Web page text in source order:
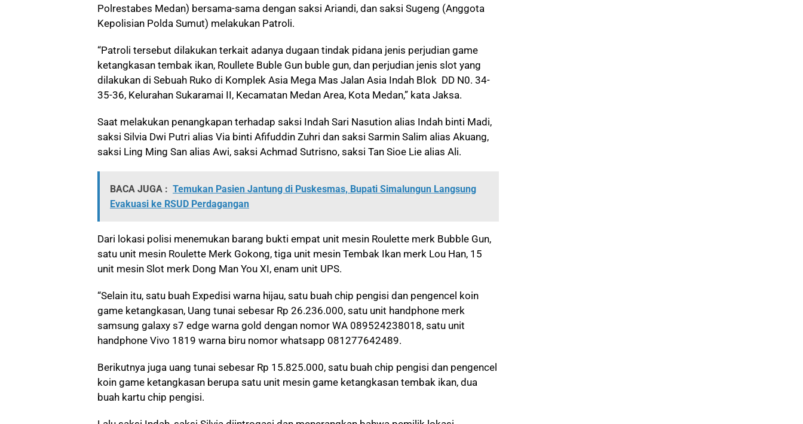
Polrestabes Medan) bersama-sama dengan saksi Ariandi, dan saksi Sugeng (Anggota
Kepolisian Polda Sumut) melakukan Patroli.
“Patroli tersebut dilakukan terkait adanya dugaan tindak pidana jenis perjudian game
ketangkasan tembak ikan, Roullete Buble Gun buble gun, dan perjudian jenis slot yang
dilakukan di Sebuah Ruko di Komplek Asia Mega Mas Jalan Asia Indah Blok DD N0. 34-
35-36, Kelurahan Sukaramai II, Kecamatan Medan Area, Kota Medan,” kata Jaksa.
Saat melakukan penangkapan terhadap saksi Indah Sari Nasution alias Indah binti Madi,
saksi Silvia Dwi Putri alias Via binti Afifuddin Zuhri dan saksi Sarmin Salim alias Akuang,
saksi Ling Ming San alias Awi, saksi Achmad Sutrisno, saksi Tan Sioe Lie alias Ali.
BACA JUGA : Temukan Pasien Jantung di Puskesmas, Bupati Simalungun Langsung
Evakuasi ke RSUD Perdagangan
Dari lokasi polisi menemukan barang bukti empat unit mesin Roulette merk Bubble Gun,
satu unit mesin Roulette Merk Gokong, tiga unit mesin Tembak Ikan merk Lou Han, 15
unit mesin Slot merk Dong Man You XI, enam unit UPS.
“Selain itu, satu buah Expedisi warna hijau, satu buah chip pengisi dan pengencel koin
game ketangkasan, Uang tunai sebesar Rp 26.236.000, satu unit handphone merk
samsung galaxy s7 edge warna gold dengan nomor WA 089524238018, satu unit
handphone Vivo 1819 warna biru nomor whatsapp 081277642489.
Berikutnya juga uang tunai sebesar Rp 15.825.000, satu buah chip pengisi dan pengencel
koin game ketangkasan berupa satu unit mesin game ketangkasan tembak ikan, dua
buah kartu chip pengisi.